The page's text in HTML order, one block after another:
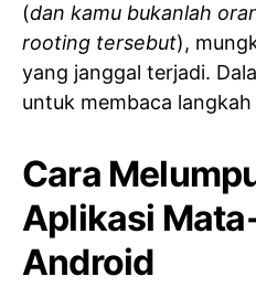
(dan kamu bukanlah
rooting tersebut),
yang janggal terjadi.
untuk membaca
Cara
Aplikasi
Android